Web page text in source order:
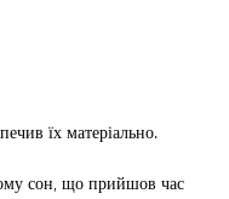
їх матеріально.
сон, що прийшов час